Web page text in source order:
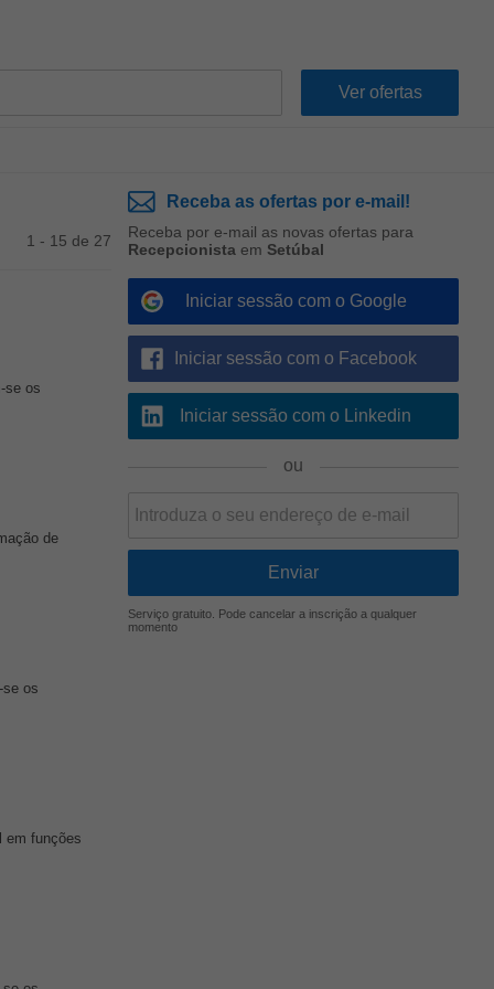
1 - 15 de 27
se os
de
se os
em funções
Receba as ofertas por e-mail!
Receba por e-mail as novas ofertas para
Recepcionista em Setúbal
Iniciar sessão com o Google
Iniciar sessão com o Facebook
Iniciar sessão com o Linkedin
ou
Serviço gratuito. Pode cancelar a inscrição a qualquer
momento